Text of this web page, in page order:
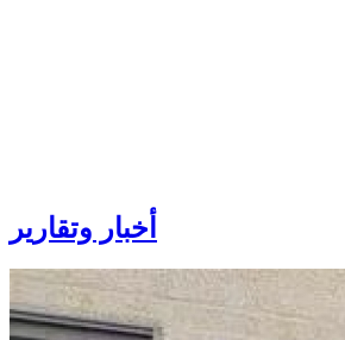
أخبار وتقارير